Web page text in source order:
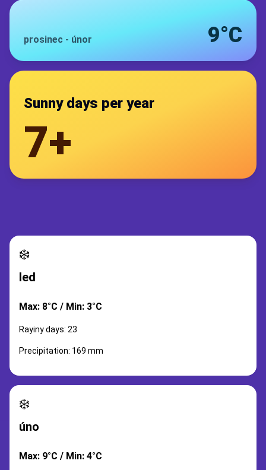
prosinec - únor 9°C
Sunny days per year
7+
❄️
led
Max: 8°C / Min: 3°C
Rayiny days: 23
Precipitation: 169 mm
❄️
úno
Max: 9°C / Min: 4°C